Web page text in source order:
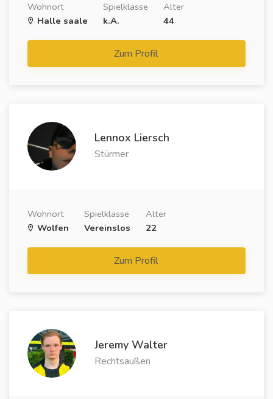
Wohnort
Halle saale
Spielklasse
k.A.
Alter
44
Zum Profil
Lennox Liersch
Stürmer
Wohnort
Wolfen
Spielklasse
Vereinslos
Alter
22
Zum Profil
Jeremy Walter
Rechtsaußen